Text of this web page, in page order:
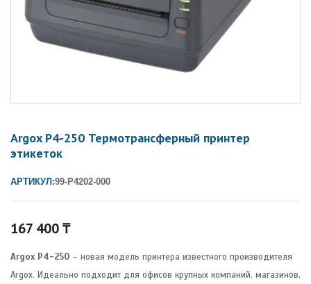
Argox P4-250 Термотрансферный принтер
этикеток
АРТИКУЛ:99-P4202-000
167 400₸
Argox P4-250 – новая модель принтера известного производителя
Argox. Идеально подходит для офисов крупных компаний, магазинов,